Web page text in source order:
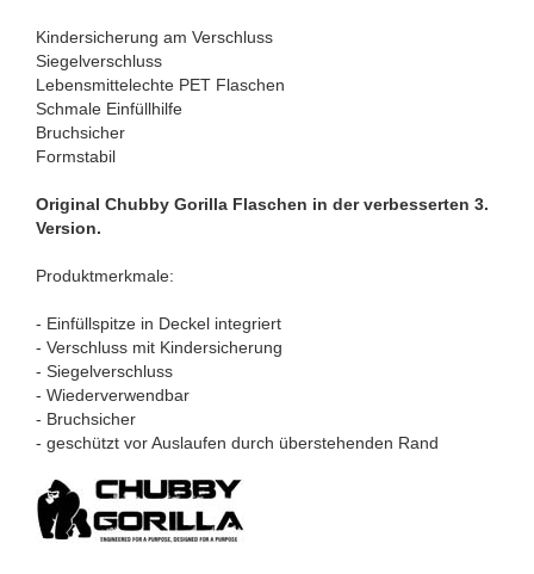
Kindersicherung am Verschluss
Siegelverschluss
Lebensmittelechte PET Flaschen
Schmale Einfüllhilfe
Bruchsicher
Formstabil
Original Chubby Gorilla Flaschen in der verbesserten 3.
Version.
Produktmerkmale:
- Einfüllspitze in Deckel integriert
- Verschluss mit Kindersicherung
- Siegelverschluss
- Wiederverwendbar
- Bruchsicher
- geschützt vor Auslaufen durch überstehenden Rand